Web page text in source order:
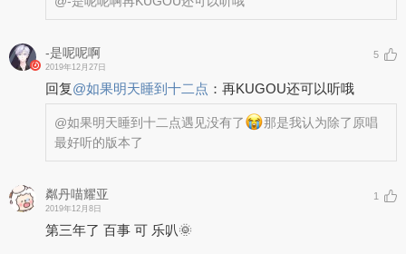
-是呢呢啊
2019年12月27日
5
回复@如果明天睡到十二点 ： 再KUGOU还可以听哦
@如果明天睡到十二点遇见没有了
那是我认为除了原唱
最好听的版本了
粼丹喵耀亚
2019年12月8日
1
第三年了 百事 可 乐叭🌞